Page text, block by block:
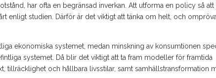
har ofta en begränsad inverkan. Att utforma en policy så att
enligt studien. Därför är det viktigt att tänka om helt, och
ekonomiska systemet, medan minskning av konsumtionen
systemet. Då blir det viktigt att ta fram modeller för framtida
tillräcklighet och hållbara livsstilar, samt samhällstransformation